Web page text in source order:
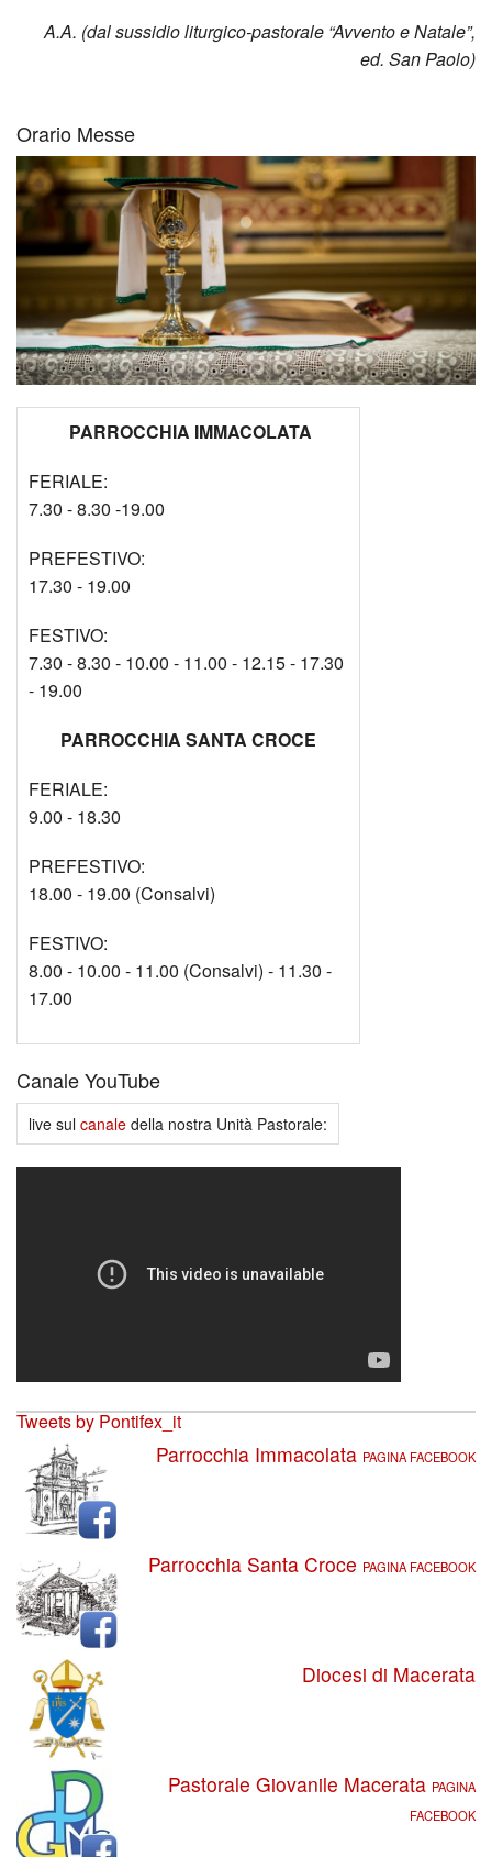
A.A. (dal sussidio liturgico-pastorale “Avvento e Natale”,
ed. San Paolo)
Orario Messe
PARROCCHIA IMMACOLATA
FERIALE:
7.30 - 8.30 -19.00
PREFESTIVO:
17.30 - 19.00
FESTIVO:
7.30 - 8.30 - 10.00 - 11.00 - 12.15 - 17.30
- 19.00
PARROCCHIA SANTA CROCE
FERIALE:
9.00 - 18.30
PREFESTIVO:
18.00 - 19.00 (Consalvi)
FESTIVO:
8.00 - 10.00 - 11.00 (Consalvi) - 11.30 -
17.00
Canale YouTube
live sul canale della nostra Unità Pastorale:
Tweets by Pontifex_it
Parrocchia Immacolata PAGINA FACEBOOK
Parrocchia Santa Croce PAGINA FACEBOOK
Diocesi di Macerata
Pastorale Giovanile Macerata PAGINA
FACEBOOK